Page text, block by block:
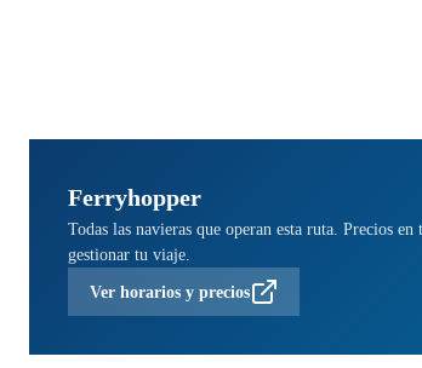
Ferryhopper
Todas las navieras que operan esta ruta. Precios
gestionar tu viaje.
Ver horarios y precios